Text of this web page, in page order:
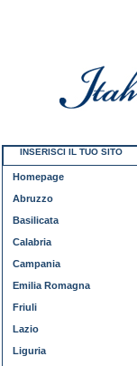
INSERISCI IL TUO SITO
Homepage
Abruzzo
Basilicata
Calabria
Campania
Emilia Romagna
Friuli
Lazio
Liguria